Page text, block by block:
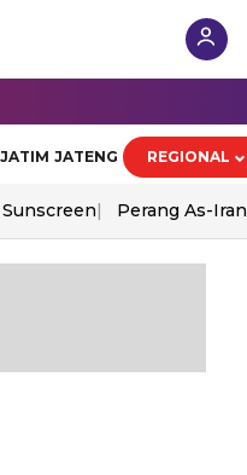
JATIM JATENG REGIONAL
Sunscreen Perang As-Iran